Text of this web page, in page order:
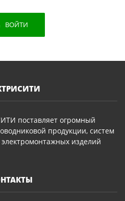
ВОЙТИ
поставляет огромный
продукции, систем
изделий